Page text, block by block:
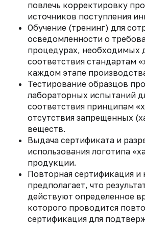
повлечь корректировку
источников поступления
Обучение (тренинг) для
осведомленности о
процедурах, необходимых
соответствия стандартам
каждом этапе
Тестирование образцов
лабораторных испытаний
соответствия принципам
отсутствия запрещенных
веществ.
Выдача сертификата и
использования логотипа
продукции.
Повторная сертификация и
предполагает, что
действуют определенное
которого проводится
сертификация для